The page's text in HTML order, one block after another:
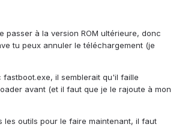
passer à la version ROM ultérieure, donc
tu peux annuler le téléchargement (je
il semblerait qu'il faille
avant (et il faut que je le rajoute à mon
les outils pour le faire maintenant, il faut